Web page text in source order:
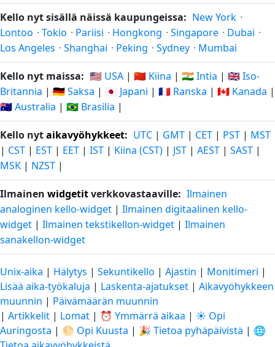
Kello nyt sisällä näissä kaupungeissa: New York ·
Lontoo · Tokio · Pariisi · Hongkong · Singapore · Dubai ·
Los Angeles · Shanghai · Peking · Sydney · Mumbai
Kello nyt maissa: 🇺🇸 USA | 🇨🇳 Kiina | 🇮🇳 Intia | 🇬🇧 Iso-
Britannia | 🇩🇪 Saksa | 🇯🇵 Japani | 🇫🇷 Ranska | 🇨🇦 Kanada |
🇦🇺 Australia | 🇧🇷 Brasilia |
Kello nytaikavyöhykkeet: UTC | GMT | CET | PST | MST
| CST | EST | EET | IST | Kiina (CST) | JST | AEST | SAST |
MSK | NZST |
Ilmainen widgetitverkkovastaaville: Ilmainen
analoginen kello-widget | Ilmainen digitaalinen kello-
widget | Ilmainen tekstikellon-widget | Ilmainen
sanakellon-widget
Unix-aika | Hälytys | Sekuntikello | Ajastin | Monitimeri |
Lisää aika-työkaluja | Laskenta-ajatukset | Aikavyöhykkeen
muunnin | Päivämäärän muunnin
| Artikkelit | Lomat | ⏰ Ymmärrä aikaa | ☀️ Opi
Auringosta | 🌕 Opi Kuusta | 🎉 Tietoa pyhäpäivistä | 🌐